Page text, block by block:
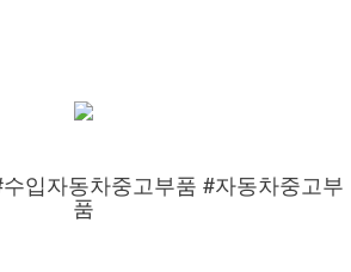
입자동차중고부품 #자동차중고부
품